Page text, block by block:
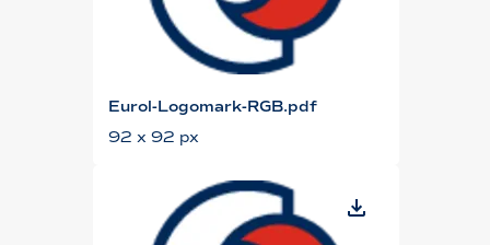
Eurol-Logomark-RGB.pdf
92 x 92 px